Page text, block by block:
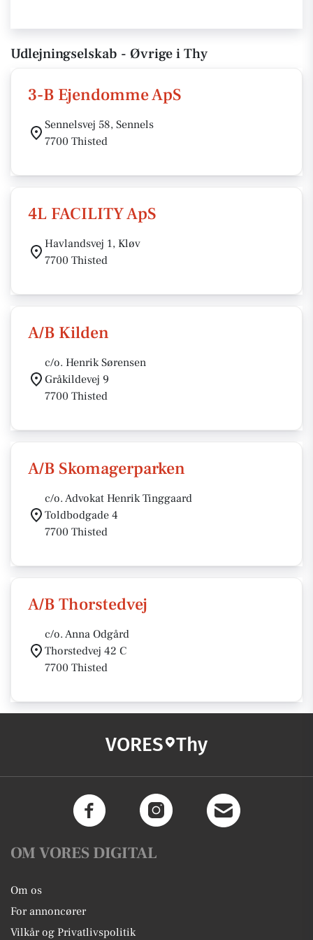
Udlejningselskab - Øvrige i Thy
3-B Ejendomme ApS
Sennelsvej 58, Sennels
7700 Thisted
4L FACILITY ApS
Havlandsvej 1, Kløv
7700 Thisted
A/B Kilden
c/o. Henrik Sørensen
Gråkildevej 9
7700 Thisted
A/B Skomagerparken
c/o. Advokat Henrik Tinggaard
Toldbodgade 4
7700 Thisted
A/B Thorstedvej
c/o. Anna Odgård
Thorstedvej 42 C
7700 Thisted
VORES Thy
OM VORES DIGITAL
Om os
For annoncører
Vilkår og Privatlivspolitik